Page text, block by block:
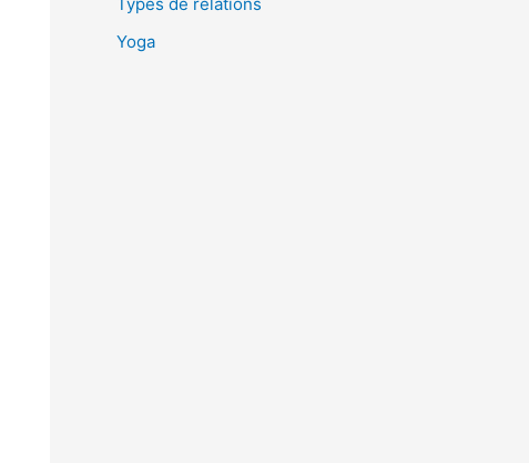
Types de relations
Yoga